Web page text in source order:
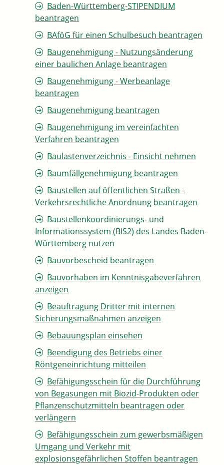
Baden-Württemberg-STIPENDIUM
beantragen
BAföG für einen Schulbesuch beantragen
Baugenehmigung - Nutzungsänderung
einer baulichen Anlage beantragen
Baugenehmigung - Werbeanlage
beantragen
Baugenehmigung beantragen
Baugenehmigung im vereinfachten
Verfahren beantragen
Baulastenverzeichnis - Einsicht nehmen
Baumfällgenehmigung beantragen
Baustellen auf öffentlichen Straßen -
Verkehrsrechtliche Anordnung beantragen
Baustellenkoordinierungs- und
Informationssystem (BIS2) des Landes Baden-
Württemberg nutzen
Bauvorbescheid beantragen
Bauvorhaben im Kenntnisgabeverfahren
anzeigen
Beauftragung Dritter mit internen
Sicherungsmaßnahmen anzeigen
Bebauungsplan einsehen
Beendigung des Betriebs einer
Röntgeneinrichtung mitteilen
Befähigungsschein für die Durchführung
von Begasungen mit Biozid-Produkten oder
Pflanzenschutzmitteln beantragen oder
verlängern
Befähigungsschein zum gewerbsmäßigen
Umgang und Verkehr mit
explosionsgefährlichen Stoffen beantragen